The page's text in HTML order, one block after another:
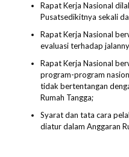
Rapat Kerja Nasional
Pusatsedikitnya sekali
Rapat Kerja Nasional
evaluasi terhadap
Rapat Kerja Nasional
program-program
tidak bertentangan
Rumah Tangga;
Syarat dan tata cara
diatur dalam Anggaran